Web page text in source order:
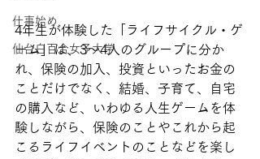
仕事始め
仙台白百合女子大学
4年生が体験した「ライフサイクル・ゲ
ーム」は、3～4人のグループに分か
れ、保険の加入、投資といったお金の
ことだけでなく、結婚、子育て、自宅
の購入など、いわゆる人生ゲームを体
験しながら、保険のことやこれから起
こるライフイベントのことなどを楽し